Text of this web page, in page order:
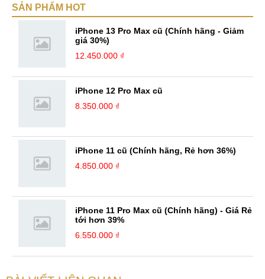
sống cũng như công việc. Kinh nghiệm: Lĩnh vực content đòi hỏi sự
SẢN PHẨM HOT
iPhone 13 Pro Max cũ (Chính hãng - Giảm
giá 30%)
12.450.000 ₫
iPhone 12 Pro Max cũ
8.350.000 ₫
iPhone 11 cũ (Chính hãng, Rẻ hơn 36%)
4.850.000 ₫
iPhone 11 Pro Max cũ (Chính hãng) - Giá Rẻ
tới hơn 39%
6.550.000 ₫